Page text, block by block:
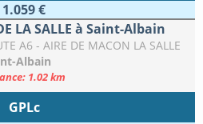
1.059 €
LA SALLE à Saint-Albain
A6 - AIRE DE MACON LA SALLE
Albain
1.02 km
GPLc